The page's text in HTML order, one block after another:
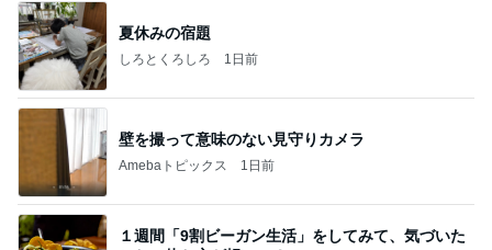
夏休みの宿題
しろとくろしろ 1日前
壁を撮って意味のない見守りカメラ
Amebaトピックス 1日前
１週間「9割ビーガン生活」をしてみて、気づいた